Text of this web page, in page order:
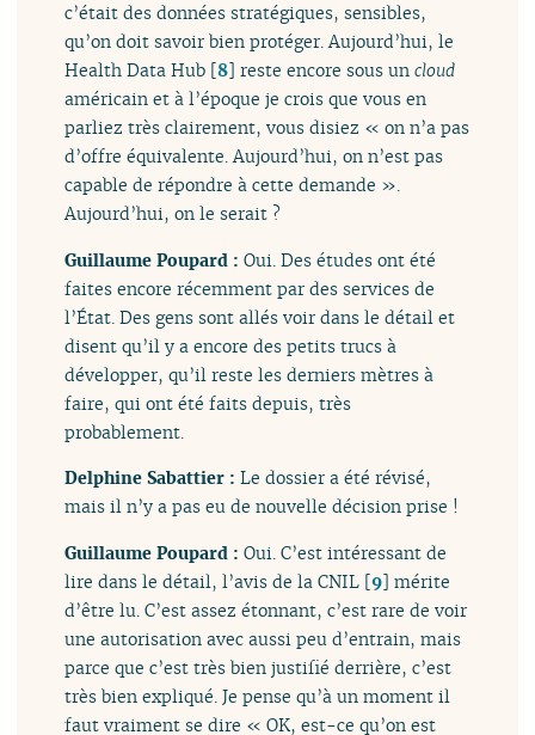
c’était des données stratégiques, sensibles,
qu’on doit savoir bien protéger. Aujourd’hui, le
Health Data Hub [8] reste encore sous uncloud
américain et à l’époque je crois que vous en
parliez très clairement, vous disiez « on n’a pas
d’offre équivalente. Aujourd’hui, on n’est pas
capable de répondre à cette demande ».
Aujourd’hui, on le serait ?
Guillaume Poupard :Oui. Des études ont été
faites encore récemment par des services de
l’État. Des gens sont allés voir dans le détail et
disent qu’il y a encore des petits trucs à
développer, qu’il reste les derniers mètres à
faire, qui ont été faits depuis, très
probablement.
Delphine Sabattier :Le dossier a été révisé,
mais il n’y a pas eu de nouvelle décision prise !
Guillaume Poupard :Oui. C’est intéressant de
lire dans le détail, l’avis de la CNIL [9] mérite
d’être lu. C’est assez étonnant, c’est rare de voir
une autorisation avec aussi peu d’entrain, mais
parce que c’est très bien justifié derrière, c’est
très bien expliqué. Je pense qu’à un moment il
faut vraiment se dire « OK, est-ce qu’on est